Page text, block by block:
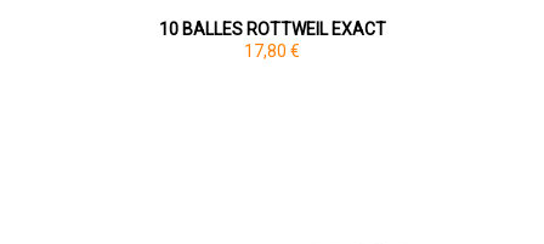
10 BALLES ROTTWEIL EXACT
17,80 €